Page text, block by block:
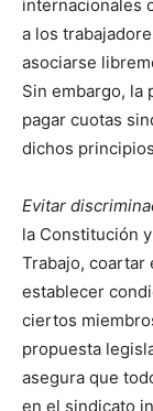
internacionales
a los
asociarse
Sin embargo, la
pagar cuotas
dichos
Evitar
la Constitución
Trabajo, coartar
establecer
ciertos
propuesta
asegura que
en el sindicato